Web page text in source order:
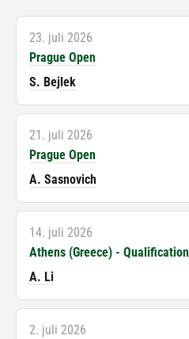
23. juli 2026
Prague Open
S. Bejlek
21. juli 2026
Prague Open
A. Sasnovich
14. juli 2026
Athens (Greece) - Qualification
A. Li
2. juli 2026